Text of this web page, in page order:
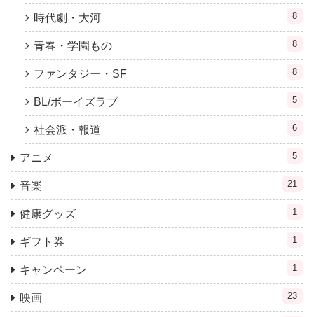
時代劇・大河 8
青春・学園もの 8
ファンタジー・SF 8
BL/ボーイズラブ 5
社会派・報道 6
アニメ 5
音楽 21
健康グッズ 1
ギフト券 1
キャンペーン 1
映画 23